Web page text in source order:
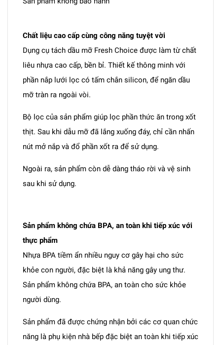
Chất liệu cao cấp cùng công năng tuyệt vời
Dụng cụ tách dầu mỡ Fresh Choice được làm từ chất
liêu nhựa cao cấp, bền bỉ. Thiết kế thông minh với
phần nắp lưới lọc có tấm chắn silicon, để ngăn dầu
mỡ tràn ra ngoài vòi.
Bộ lọc của sản phẩm giúp lọc phần thức ăn trong xốt
thịt. Sau khi dẫu mỡ đã lắng xuống đáy, chỉ cần nhấn
nút mở nắp và đổ phần xốt ra để sử dụng.
Ngoài ra, sản phẩm còn dễ dàng tháo rời và vệ sinh
sau khi sử dụng.
Sản phẩm không chứa BPA, an toàn khi tiếp xúc với
thực phẩm
Nhựa BPA tiềm ẩn nhiều nguy cơ gây hại cho sức
khỏe con người, đặc biệt là khả năng gây ung thư.
Sản phẩm không chứa BPA, an toàn cho sức khỏe
người dùng.
Sản phẩm đã được chứng nhận bởi các cơ quan chức
năng là phụ kiện nhà bếp đặc biệt an toàn khi tiếp xúc